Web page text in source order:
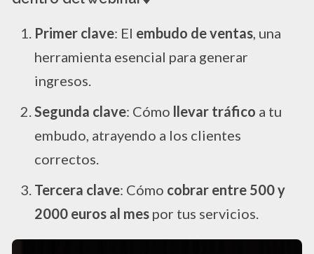
Primer clave: El embudo de ventas, una
herramienta esencial para generar
ingresos.
Segunda clave: Cómo llevar tráfico a tu
embudo, atrayendo a los clientes
correctos.
Tercera clave: Cómo cobrar entre 500 y
2000 euros al mes por tus servicios.